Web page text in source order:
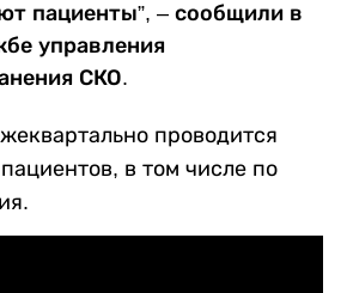
пациенты”, – сообщили в
управления
СКО.
проводится
в том числе по